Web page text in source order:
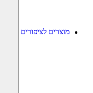
מוצרים לציפורים